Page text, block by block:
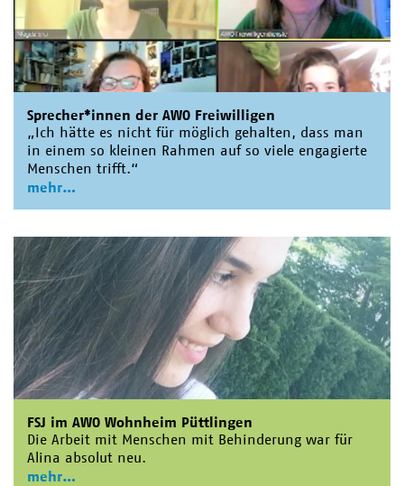
Sprecher*innen der AWO Freiwilligen
„Ich hätte es nicht für möglich gehalten, dass man
in einem so kleinen Rahmen auf so viele engagierte
Menschen trifft.“
mehr
FSJ im AWO Wohnheim Püttlingen
Die Arbeit mit Menschen mit Behinderung war für
Alina absolut neu.
mehr